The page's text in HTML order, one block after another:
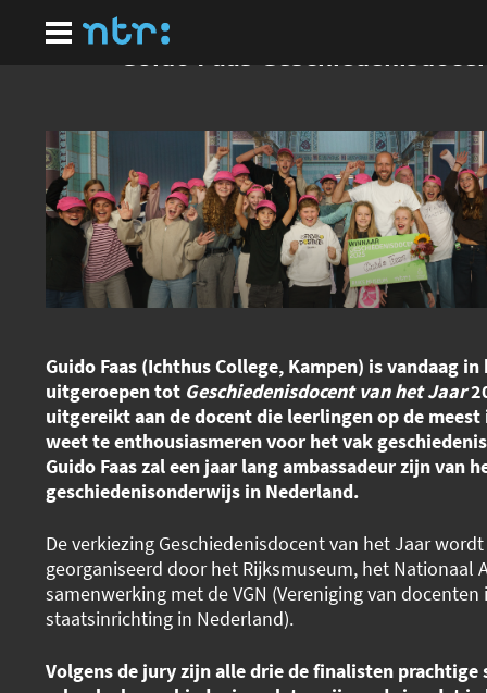
hoofdinhoud
Guido Faas
Guido Faas (Ichthus College, Kampen) is vandaag
uitgeroepen tot Geschiedenisdocent van het Jaar
uitgereikt aan de docent die leerlingen op de
weet te enthousiasmeren voor het vak
Guido Faas zal een jaar lang ambassadeur zijn van
geschiedenisonderwijs in Nederland.
De verkiezing Geschiedenisdocent van het Jaar
georganiseerd door het Rijksmuseum, het Nationaal
samenwerking met de VGN (Vereniging van docenten
staatsinrichting in Nederland).
Volgens de jury zijn alle drie de finalisten prachtige